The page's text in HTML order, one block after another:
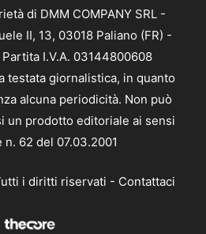
di DMM COMPANY SRL -
II, 13, 03018 Paliano (FR) -
I.V.A. 03144800608
testata giornalistica, in quanto
alcuna periodicità. Non può
un prodotto editoriale ai sensi
62 del 07.03.2001
i diritti riservati - Contattaci